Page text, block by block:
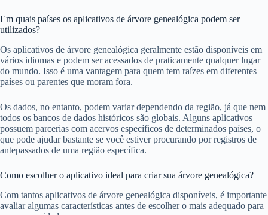
Em quais países os aplicativos de árvore genealógica podem ser
utilizados?
Os aplicativos de árvore genealógica geralmente estão disponíveis em
vários idiomas e podem ser acessados de praticamente qualquer lugar
do mundo. Isso é uma vantagem para quem tem raízes em diferentes
países ou parentes que moram fora.
Os dados, no entanto, podem variar dependendo da região, já que nem
todos os bancos de dados históricos são globais. Alguns aplicativos
possuem parcerias com acervos específicos de determinados países, o
que pode ajudar bastante se você estiver procurando por registros de
antepassados de uma região específica.
Como escolher o aplicativo ideal para criar sua árvore genealógica?
Com tantos aplicativos de árvore genealógica disponíveis, é importante
avaliar algumas características antes de escolher o mais adequado para